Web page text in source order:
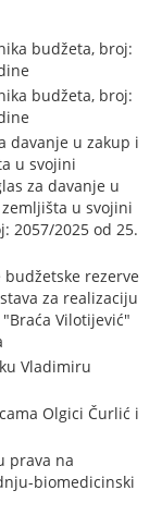
budžeta, broj:
budžeta, broj:
davanje u zakup i
u svojini
za davanje u
u svojini
2057/2025 od 25.
rezerve
za realizaciju
Vilotijević"
Vladimiru
Olgici Čurlić i
prava na
biomedicinski